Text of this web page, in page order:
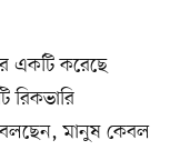
একটি করেছে
রিকভারি
বলছেন, মানুষ কেবল